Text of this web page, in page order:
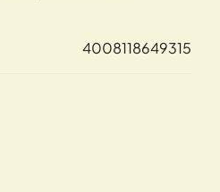
4008118649315